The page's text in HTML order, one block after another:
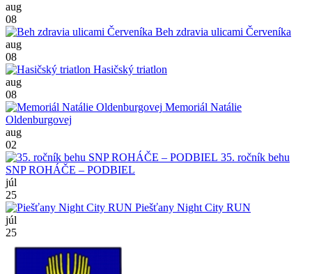
aug
08
Beh zdravia ulicami Červeníka
aug
08
Hasičský triatlon
aug
08
Memoriál Natálie
Oldenburgovej
aug
02
35. ročník behu
SNP ROHÁČE – PODBIEL
júl
25
Piešťany Night City RUN
júl
25